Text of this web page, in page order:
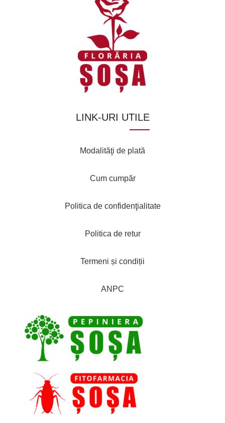
LINK-URI UTILE
Modalităţi de plată
Cum cumpăr
Politica de confidenţialitate
Politica de retur
Termeni și condiții
ANPC